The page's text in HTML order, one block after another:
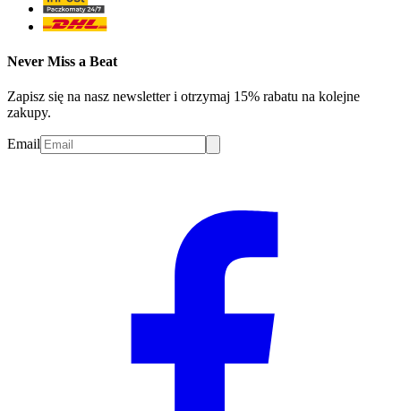
Never Miss a Beat
Zapisz się na nasz newsletter i otrzymaj 15% rabatu na kolejne
zakupy.
Email